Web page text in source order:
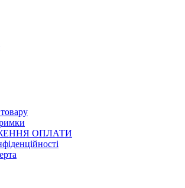
ОПЛАТИ